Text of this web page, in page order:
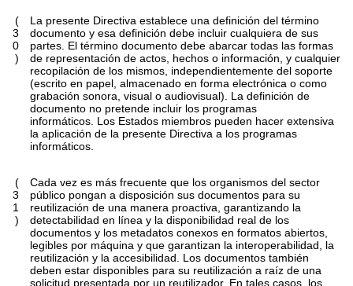
(
3
0
)
La presente Directiva establece una definición del término
documento y esa definición debe incluir cualquiera de sus
partes. El término documento debe abarcar todas las formas
de representación de actos, hechos o información, y cualquier
recopilación de los mismos, independientemente del soporte
(escrito en papel, almacenado en forma electrónica o como
grabación sonora, visual o audiovisual). La definición de
documento no pretende incluir los programas
informáticos. Los Estados miembros pueden hacer extensiva
la aplicación de la presente Directiva a los programas
informáticos.
(
3
1
)
Cada vez es más frecuente que los organismos del sector
público pongan a disposición sus documentos para su
reutilización de una manera proactiva, garantizando la
detectabilidad en línea y la disponibilidad real de los
documentos y los metadatos conexos en formatos abiertos,
legibles por máquina y que garantizan la interoperabilidad, la
reutilización y la accesibilidad. Los documentos también
deben estar disponibles para su reutilización a raíz de una
solicitud presentada por un reutilizador. En tales casos, los